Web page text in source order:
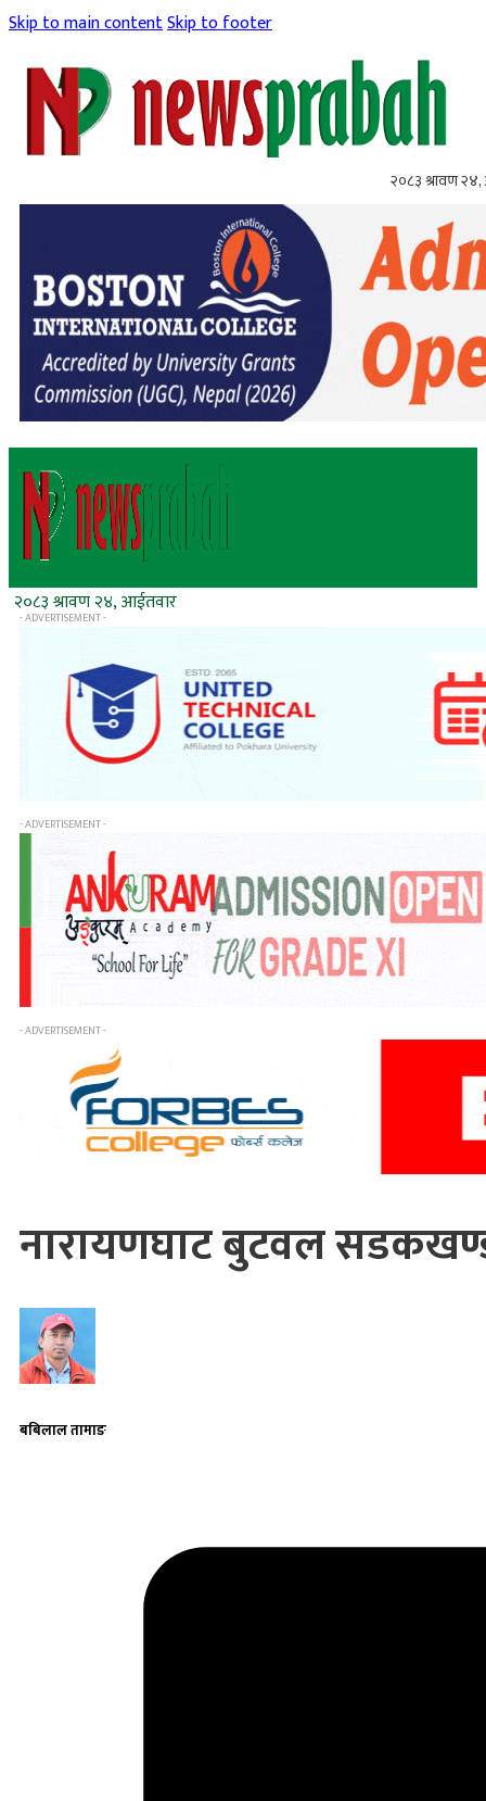
Skip to main contentSkip to footer
२०८३ श्रावण
२०८३ श्रावण २४, आईतवार
- ADVERTISEMENT -
- ADVERTISEMENT -
- ADVERTISEMENT -
नारायणघाट बुटवल
बबिलाल तामाङ